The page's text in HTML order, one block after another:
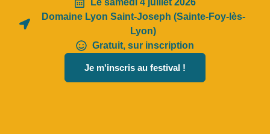
Le samedi 4 juillet 2026
Domaine Lyon Saint-Joseph (Sainte-Foy-lès-
Lyon)
Gratuit, sur inscription
Je m'inscris au festival !